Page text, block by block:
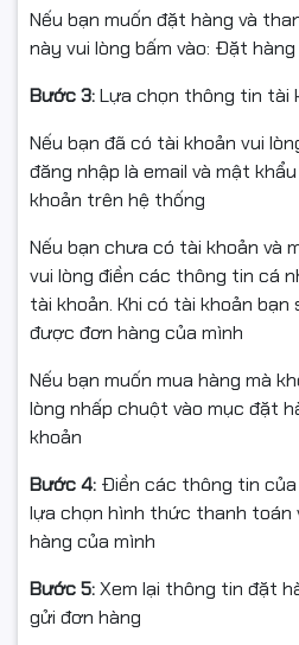
Bản in nhăn, bóng mốc, bị
dọc/trang
Thường xuyên kẹt giấy ở cụm
In lâu có mùi khét, kiểm tra
bề mặt cao su
👉 Khi thay rulo ép, nên kiểm
bạc ép, mỡ chịu nhiệt để cụm
Bắt buộc quay video mở gói từ
keo/thùng đến khi thấy rõ sản
Hỗ trợ đổi/hoàn khi: giao sai
kiện lỗi kỹ thuật được shop xác
Hàng hoàn phải:
Rulo không trầy xước nặng,
Nếu bạn muốn đặt hàng và
này vui lòng bấm vào: Đặt
Bước 3:Lựa chọn thông tin tài
Nếu bạn đã có tài khoản vui
đăng nhập là email và mật
khoản trên hệ thống
Nếu bạn chưa có tài khoản và
vui lòng điền các thông tin cá
tài khoản. Khi có tài khoản bạn
được đơn hàng của mình
Nếu bạn muốn mua hàng mà
lòng nhấp chuột vào mục đặt
khoản
Bước 4: Điền các thông tin của
lựa chọn hình thức thanh toán
hàng của mình
Bước 5:Xem lại thông tin đặt
gửi đơn hàng